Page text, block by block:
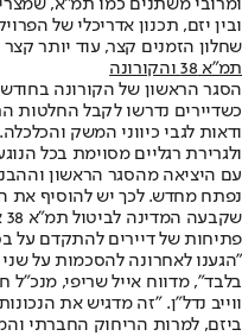
ומרובי משתנים כמו תמ"א,
ובין יזם, תכנון אדריכלי של
שחלון הזמנים קצר, עוד יותר
תמ"א 38 והקורונה
הסגר הראשון של הקורונה
כשדיירים נדרשו לקבל החלטות
ודאות לגבי כיווני המשק
ולגרירת רגליים מסוימת בכל
עם היציאה מהסגר הראשון
נפתח מחדש. לכך יש להוסיף את
פתיחות של דיירים להתקדם על
"הגענו לאחרונה להסכמות על
בלבד", מדווח אייל שריפי,
ווייב נדל״ן. "זה מדגיש את
ביזם, למרות הריחוק החברתי